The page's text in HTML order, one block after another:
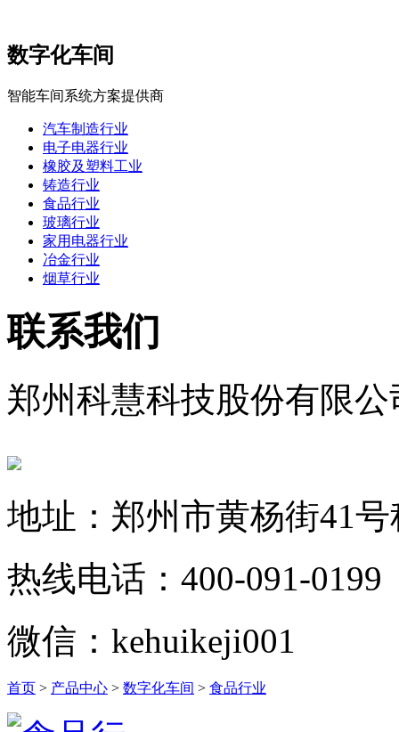
数字化车间
智能车间系统方案提供商
汽车制造行业
电子电器行业
橡胶及塑料工业
铸造行业
食品行业
玻璃行业
家用电器行业
冶金行业
烟草行业
联系我们
郑州科慧科技股份有限公
地址：郑州市黄杨街41
热线电话：400-091-0199
微信：kehuikeji001
首页 > 产品中心 > 数字化车间 > 食品行业